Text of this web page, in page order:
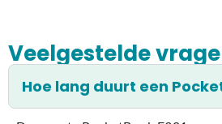
Veelgestelde
Hoe lang duurt een